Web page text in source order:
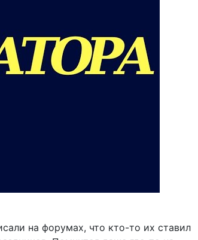
на форумах, что кто-то их ставил